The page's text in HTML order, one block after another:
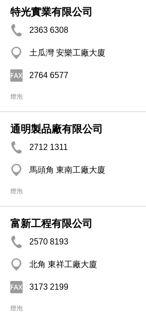
特光實業有限公司
2363 6308
土瓜灣 安樂工廠大廈
2764 6577
燈泡
通明製品廠有限公司
2712 1311
馬頭角 東南工廠大廈
燈泡
富新工程有限公司
2570 8193
北角 東祥工廠大廈
3173 2199
燈泡